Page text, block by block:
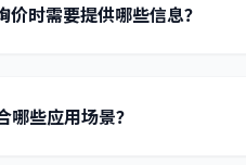
时需要提供哪些信息？
些应用场景？